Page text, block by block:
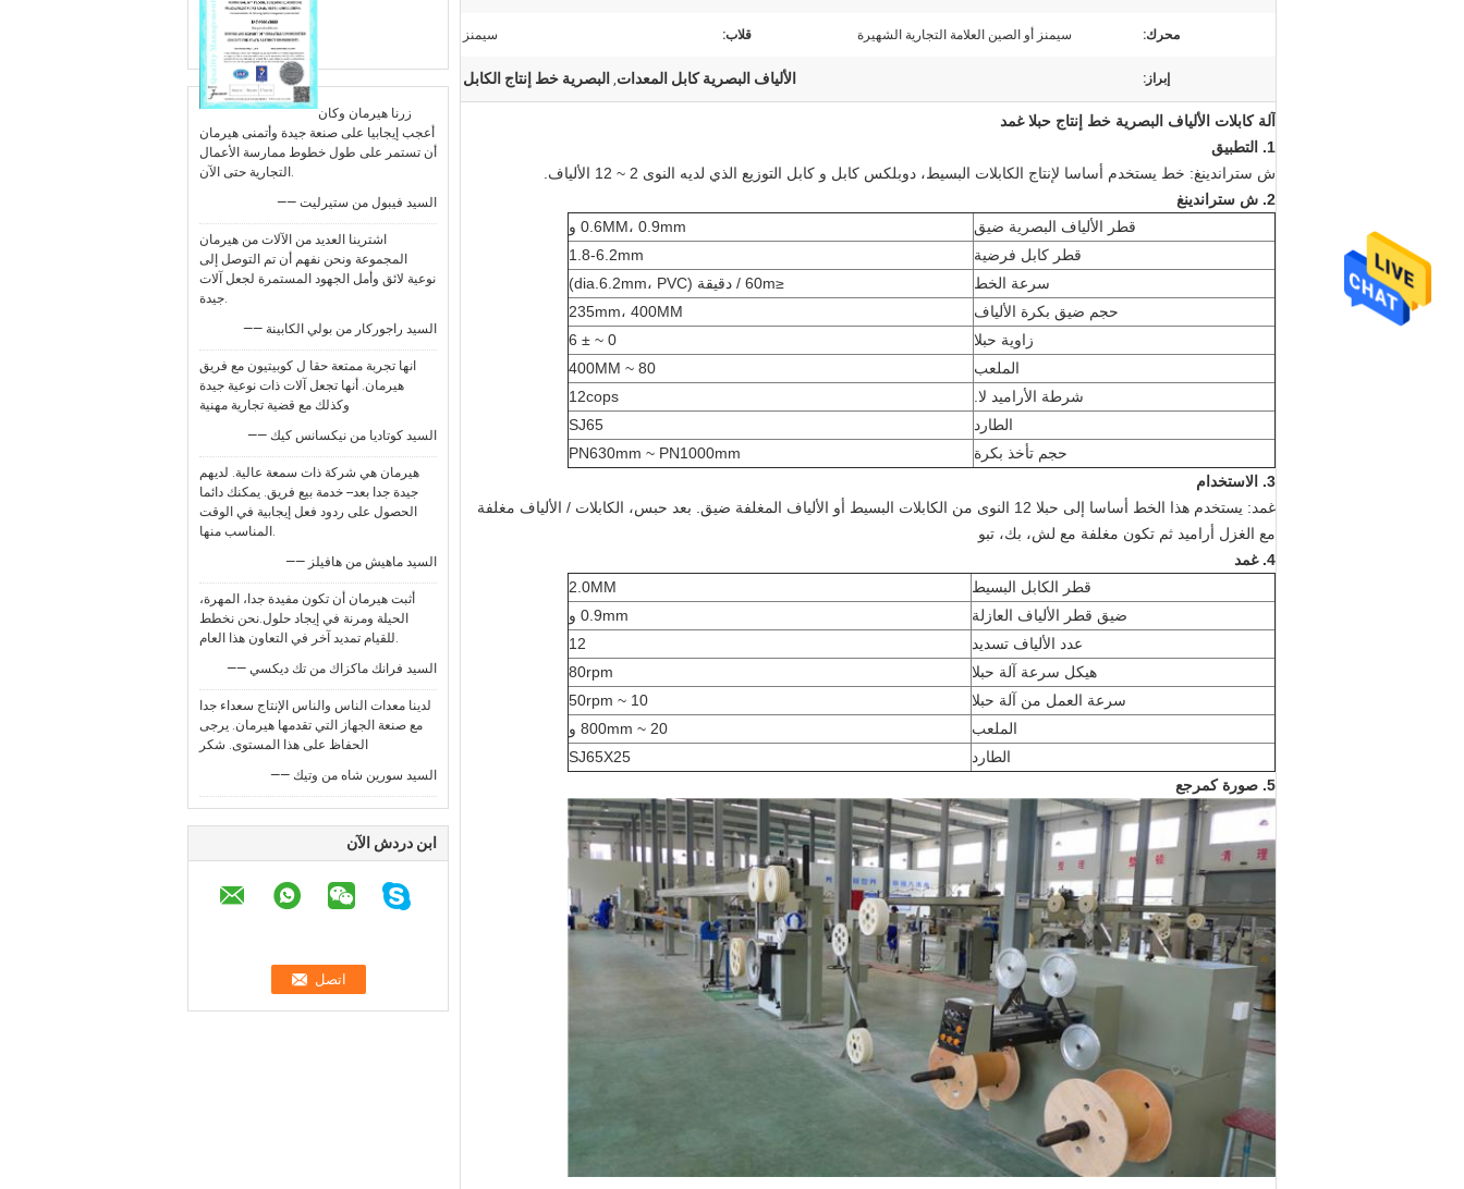
زرنا هيرمان وكان
أعجب إيجابيا على صنعة جيدة وأتمنى هيرمان
أن تستمر على طول خطوط ممارسة الأعمال
التجارية حتى الآن.
—— السيد فيبول من ستيرليت
اشترينا العديد من الآلات من هيرمان
المجموعة ونحن نفهم أن تم التوصل إلى
نوعية لائق وأمل الجهود المستمرة لجعل آلات
جيدة.
—— السيد راجوركار من بولي الكابينة
انها تجربة ممتعة حقا ل كوبيتيون مع فريق
هيرمان. أنها تجعل آلات ذات نوعية جيدة
وكذلك مع قضية تجارية مهنية
—— السيد كوتاديا من نيكسانس كيك
هيرمان هي شركة ذات سمعة عالية. لديهم
جيدة جدا بعد-- خدمة بيع فريق. يمكنك دائما
الحصول على ردود فعل إيجابية في الوقت
المناسب منها.
—— السيد ماهيش من هافيلز
أثبت هيرمان أن تكون مفيدة جدا، المهرة،
الحيلة ومرنة في إيجاد حلول.نحن نخطط
للقيام تمديد آخر في التعاون هذا العام.
—— السيد فرانك ماكزاك من تك ديكسي
لدينا معدات الناس والناس الإنتاج سعداء جدا
مع صنعة الجهاز التي تقدمها هيرمان. يرجى
الحفاظ على هذا المستوى. شكر
—— السيد سورين شاه من وتيك
ابن دردش الآن
محرك: سيمنز أو الصين العلامة التجارية الشهيرة قلاب: سيمنز
إبراز: الألياف البصرية كابل المعدات, البصرية خط إنتاج الكابل
آلة كابلات الألياف البصرية خط إنتاج حبلا غمد
1. التطبيق
ش ستراندينغ: خط يستخدم أساسا لإنتاج الكابلات البسيط، دوبلكس كابل و كابل التوزيع الذي لديه النوى 2 ~ 12 الألياف.
2. ش ستراندينغ
قطر الألياف البصرية ضيق
0.6MM، 0.9mm و
قطر كابل فرضية
1.8-6.2mm
سرعة الخط
≤60m / دقيقة (dia.6.2mm، PVC)
حجم ضيق بكرة الألياف
235mm، 400MM
زاوية حبلا
0 ~ ± 6
الملعب
80 ~ 400MM
شرطة الأراميد لا.
12cops
الطارد
SJ65
حجم تأخذ بكرة
PN630mm ~ PN1000mm
3. الاستخدام
غمد: يستخدم هذا الخط أساسا إلى حبلا 12 النوى من الكابلات البسيط أو الألياف المغلفة ضيق.
بعد حبس، الكابلات / الألياف مغلفة
مع الغزل أراميد ثم تكون مغلفة مع لش، بك، تبو
4. غمد
قطر الكابل البسيط
2.0MM
ضيق قطر الألياف العازلة
0.9mm و
عدد الألياف تسديد
12
هيكل سرعة آلة حبلا
80rpm
سرعة العمل من آلة حبلا
10 ~ 50rpm
الملعب
20 ~ 800mm و
الطارد
SJ65X25
5. صورة كمرجع